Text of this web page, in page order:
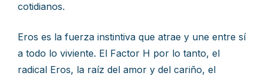
cotidianos.
Eros es la fuerza instintiva que atrae y une entre sí
a todo lo viviente. El Factor H por lo tanto, el
radical Eros, la raíz del amor y del cariño, el